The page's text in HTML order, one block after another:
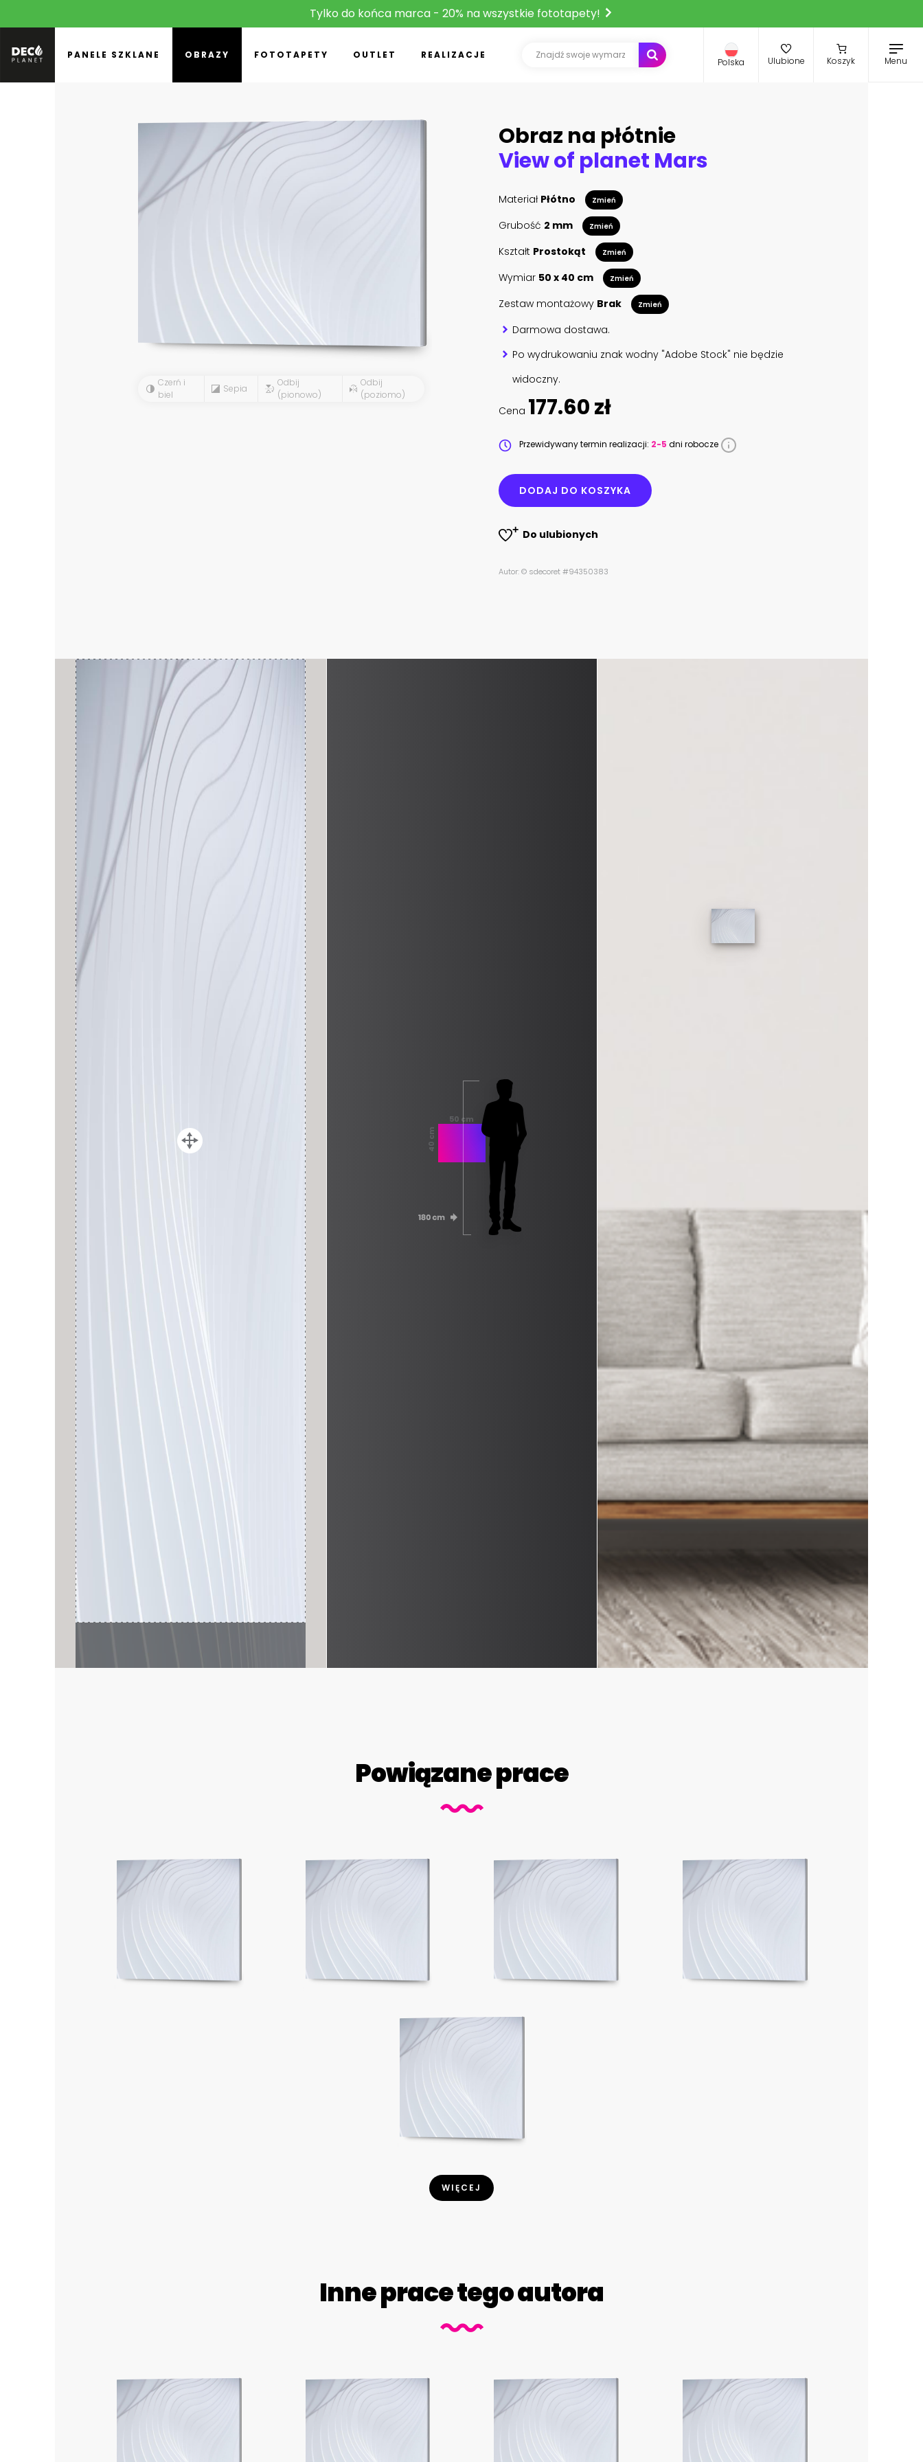
Tylko do końca marca - 20% na wszystkie fototapety!
PANELE SZKLANE OBRAZY FOTOTAPETY OUTLET REALIZACJE
Polska Ulubione Koszyk Menu
Czerń i
biel
Sepia
Odbij
(pionowo)
Odbij
(poziomo)
Obraz na płótnie
View of planet Mars
Materiał Płótno Zmień
Grubość 2 mm Zmień
Kształt Prostokąt Zmień
Wymiar 50 x 40 cm Zmień
Zestaw montażowy Brak Zmień
Darmowa dostawa.
Po wydrukowaniu znak wodny "Adobe Stock" nie będzie
widoczny.
Cena 177.60 zł
Przewidywany termin realizacji: 2-5 dni robocze
DODAJ DO KOSZYKA
Do ulubionych
Autor: © sdecoret #94350383
50 cm
40 cm
Powiązane prace
WIĘCEJ
Inne prace tego autora